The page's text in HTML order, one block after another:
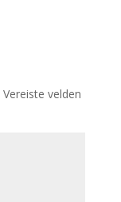
Vereiste velden